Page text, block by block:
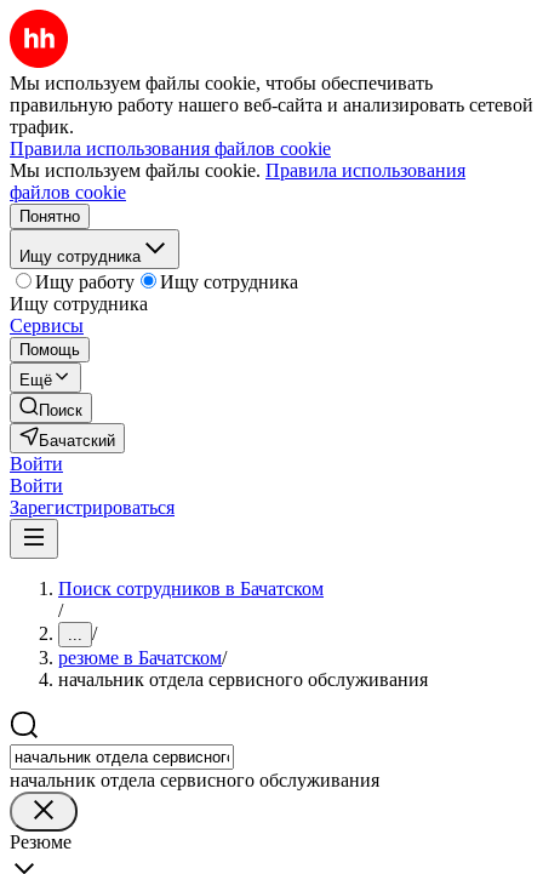
Мы используем файлы cookie, чтобы обеспечивать
правильную работу нашего веб-сайта и анализировать сетевой
трафик.
Правила использования файлов cookie
Мы используем файлы cookie. Правила использования
файлов cookie
Понятно
Ищу сотрудника
Ищу работу
Ищу сотрудника
Ищу сотрудника
Сервисы
Помощь
Ещё
Поиск
Бачатский
Войти
Войти
Зарегистрироваться
Поиск сотрудников в Бачатском
/
... /
резюме в Бачатском/
начальник отдела сервисного обслуживания
начальник отдела сервисного обслуживания
Резюме